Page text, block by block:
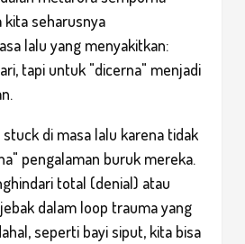
kita seharusnya
lalu yang menyakitkan:
tapi untuk "dicerna" menjadi
di masa lalu karena tidak
pengalaman buruk mereka.
total (denial) atau
dalam loop trauma yang
seperti bayi siput, kita bisa